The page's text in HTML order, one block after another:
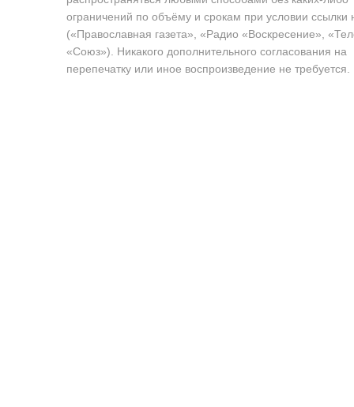
ограничений по объёму и срокам при условии ссылки
(«Православная газета», «Радио «Воскресение»,
«Союз»). Никакого дополнительного согласования на
перепечатку или иное воспроизведение не требуется.